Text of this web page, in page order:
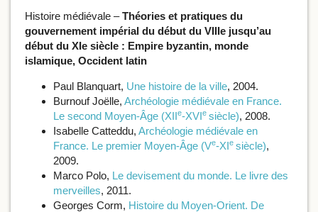
Histoire médiévale –Théories et pratiques du
gouvernement impérial du début du VIIIe jusqu’au
début du XIe siècle : Empire byzantin, monde
islamique, Occident latin
Paul Blanquart, Une histoire de la ville, 2004.
Burnouf Joëlle, Archéologie médiévale en France.
Le second Moyen-Âge (XIIe-XVIe siècle), 2008.
Isabelle Catteddu, Archéologie médiévale en
France. Le premier Moyen-Âge (Ve-XIe siècle),
2009.
Marco Polo, Le devisement du monde. Le livre des
merveilles, 2011.
Georges Corm, Histoire du Moyen-Orient. De